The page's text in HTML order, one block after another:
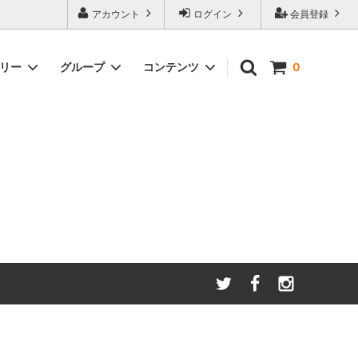
会員登録
ログイン
アカウント
0
ー グループ コンテンツ